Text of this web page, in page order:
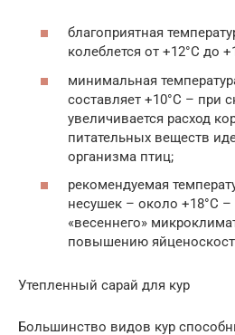
благоприятная
колеблется от +12°С до
минимальная
составляет +10°С – при
увеличивается расход
питательных веществ
организма птиц;
рекомендуемая
несушек – около +18°С –
«весеннего»
повышению
Утепленный сарай для кур
Большинство видов кур